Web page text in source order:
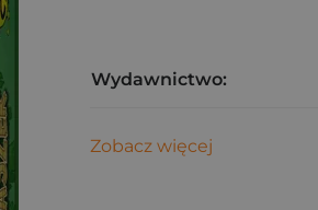
Wydawnictwo:
Zobacz więcej